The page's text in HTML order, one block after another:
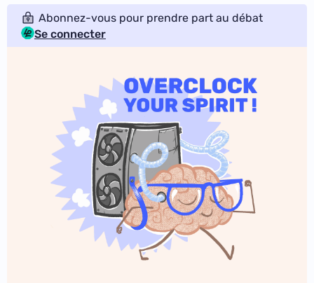
Abonnez-vous pour prendre part au débat
Se connecter